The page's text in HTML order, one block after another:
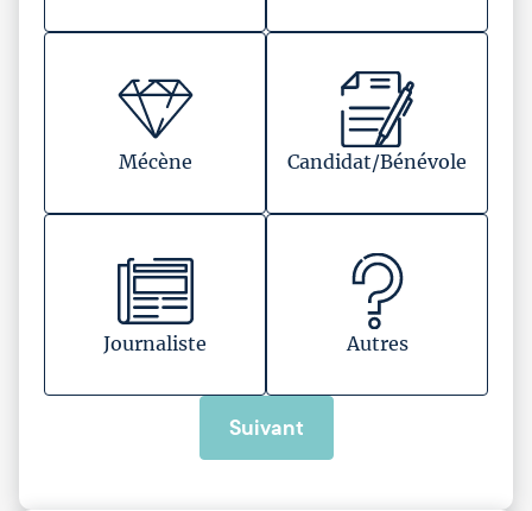
Mécène Candidat/Bénévole
Journaliste Autres
Suivant